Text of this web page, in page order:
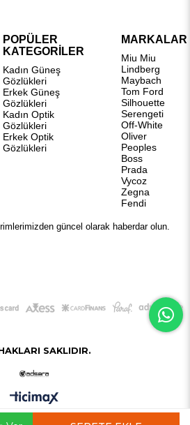
POPÜLER
KATEGORİLER
Kadın Güneş
Gözlükleri
Erkek Güneş
Gözlükleri
Kadın Optik
Gözlükleri
Erkek Optik
Gözlükleri
MARKALAR
Miu Miu
Lindberg
Maybach
Tom Ford
Silhouette
Serengeti
Off-White
Oliver
Peoples
Boss
Prada
Vycoz
Zegna
Fendi
güncel olarak haberdar olun.
GÖNDER
SAKLIDIR.